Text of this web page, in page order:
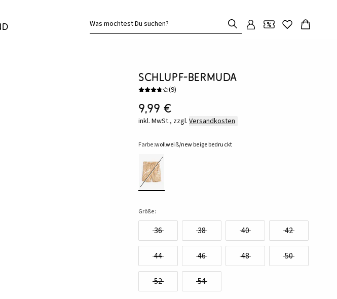
Was möchtest Du suchen?
Schlupf-Bermuda
(9)
9,99 €
inkl. MwSt., zzgl. Versandkosten
Farbe:wollweiß/new beige bedruckt
Größe:
36 38 40 42
44 46 48 50
52 54